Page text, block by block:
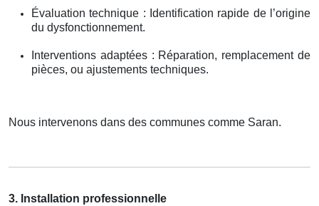
Évaluation technique : Identification rapide de l’origine
du dysfonctionnement.
Interventions adaptées : Réparation, remplacement de
pièces, ou ajustements techniques.
Nous intervenons dans des communes comme Saran.
3. Installation professionnelle